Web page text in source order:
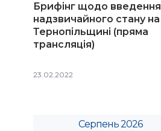
Брифінг щодо введення
надзвичайного стану на
Тернопільщині (пряма
трансляція)
23.02.2022
Серпень 2026